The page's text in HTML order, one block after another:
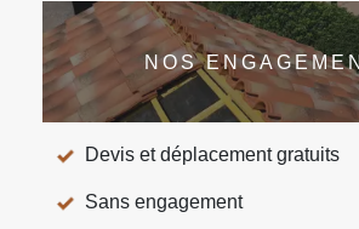
NOS
Devis et déplacement gratuits
Sans engagement